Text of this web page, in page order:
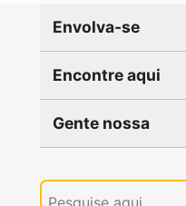
Envolva-se
Encontre aqui
Gente nossa